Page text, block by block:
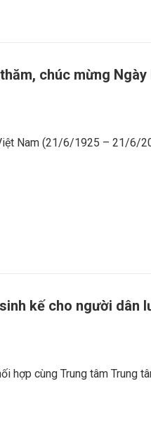
chúc mừng
Nam (21/6/1925 – 21/6/
kế cho người dân
hợp cùng Trung tâm Trung